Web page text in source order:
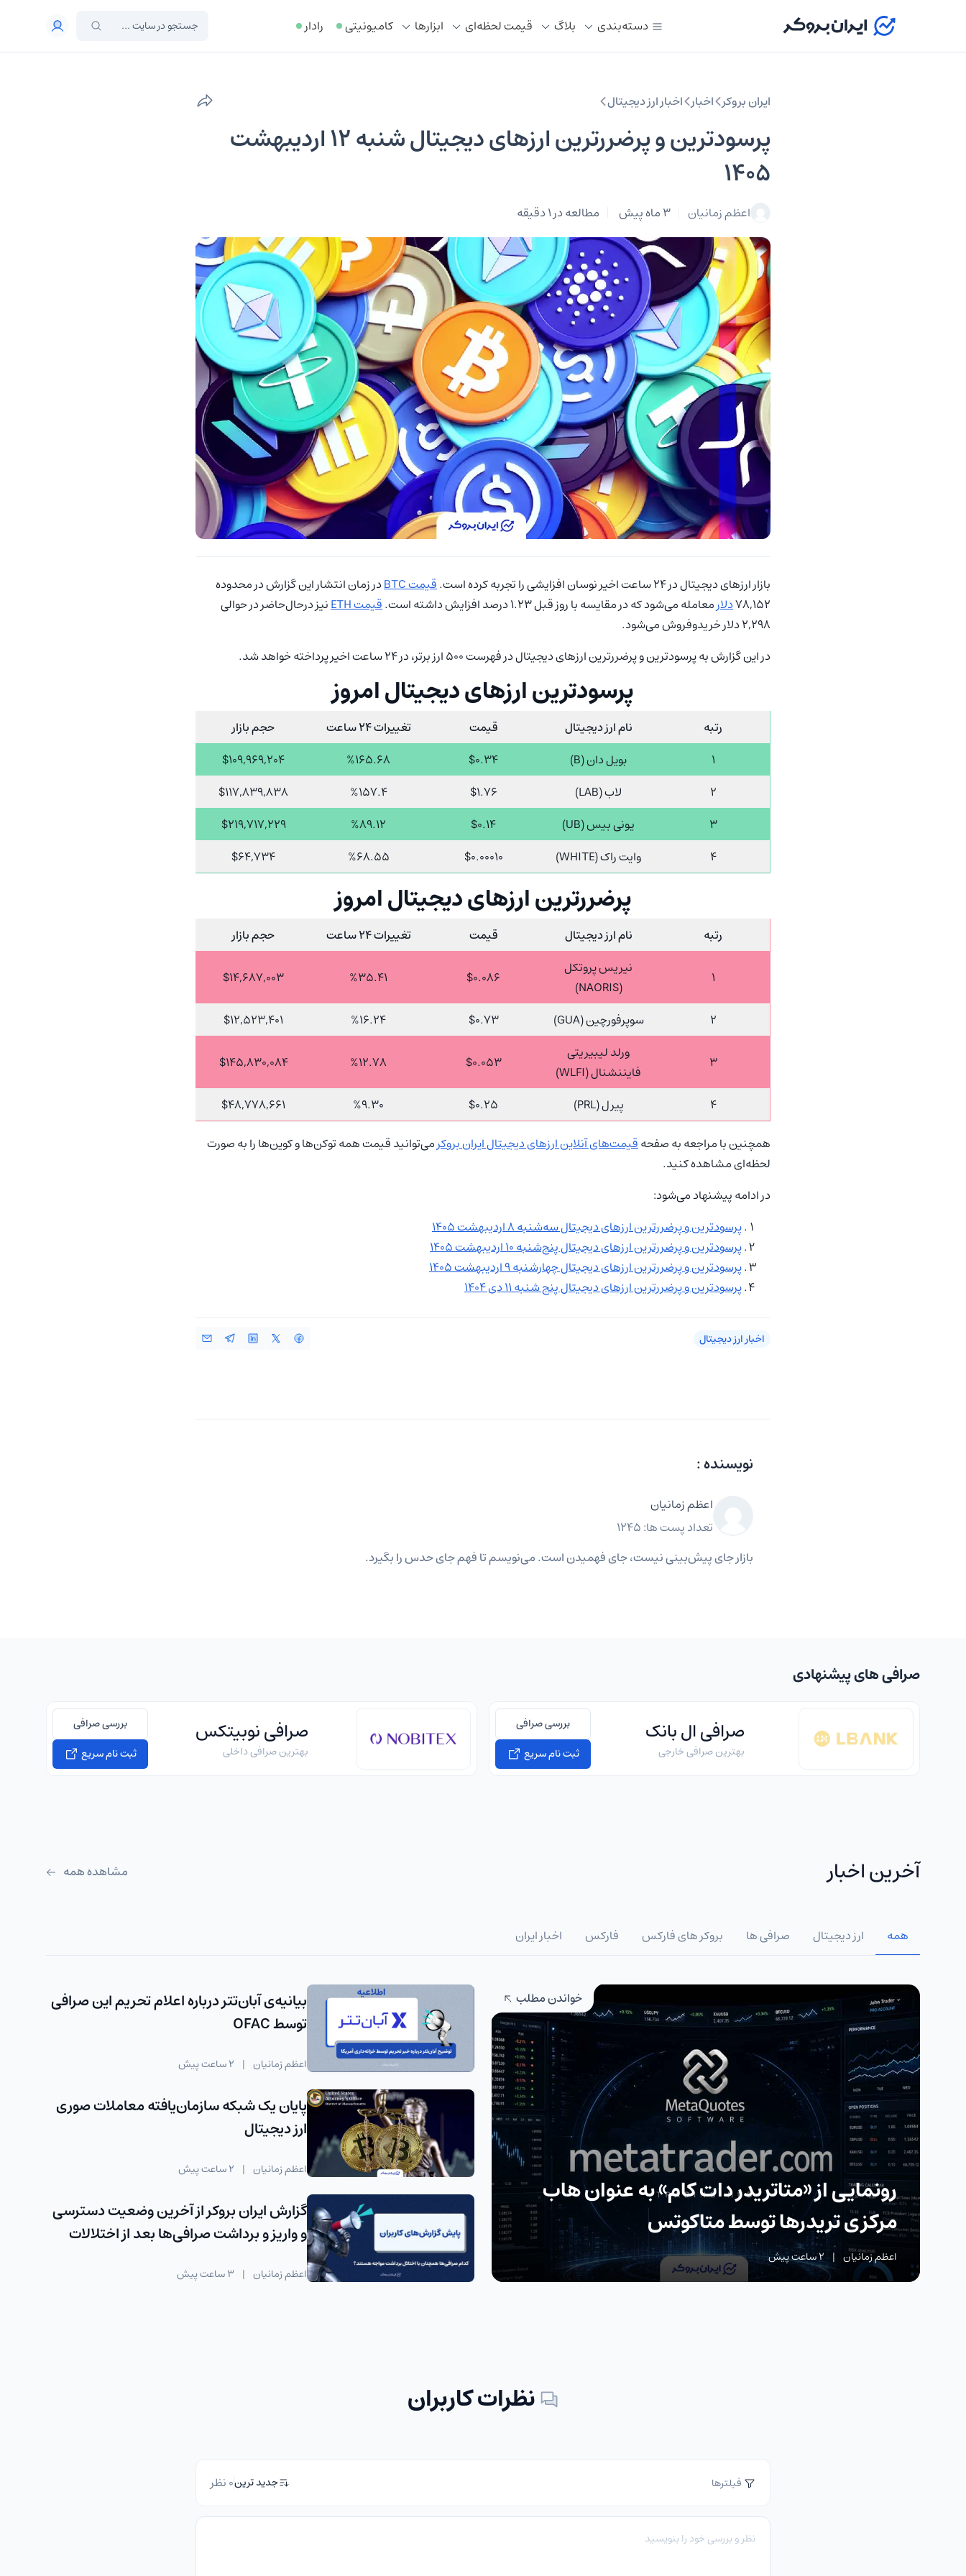
دسته‌بندی بلاگ قیمت لحظه‌ای ابزار‌ها کامیونیتی رادار
ایران بروکر اخبار اخبار ارز دیجیتال
‌‏پرسودترین و پرضررترین ارزهای دیجیتال شنبه 12 اردیبهشت
1405
اعظم زمانیان 3 ماه پیش مطالعه در 1 دقیقه
بازار ارزهای دیجیتال در 24 ساعت اخیر نوسان افزایشی را تجربه کرده است. قیمت BTC
در زمان انتشار این گزارش در محدوده
78,152دلارمعامله می‌شود که در مقایسه با روز قبل 1.23 درصد افزایش داشته است. قیمت ETH
نیز درحال‌حاضر در حوالی
2,298 دلار خریدوفروش می‌شود.
در این گزارش به ‏پرسودترین و پرضررترین ارزهای دیجیتال در فهرست 500 ارز برتر، در 24 ساعت اخیر پرداخته خواهد شد.
پرسودترین ارزهای دیجیتال امروز
رتبه نام ارز دیجیتال قیمت تغییرات 24 ساعت
حجم بازار
1
بویل دان (B) $0.34
%165.68
$109,969,204
2
لاب (LAB) $1.76
%157.4
$117,839,838
3
یونی بیس (UB) $0.14
%89.12
$219,717,229
4
وایت راک (WHITE) $0.00010
%68.55
$64,734
پرضررترین ارزهای دیجیتال امروز
رتبه نام ارز دیجیتال قیمت تغییرات 24 ساعت حجم بازار
1
نیریس پروتکل
(NAORIS)
$0.086
%35.41
$14,687,003
2 سوپرفورچین (GUA) $0.73
%16.24
$12,523,401
3
ورلد لیبیریتی
فایننشنال (WLFI)
$0.053
%12.78
$145,830,084
4 پیرل (PRL) $0.25
%9.30
$48,778,661
همچنین با مراجعه به صفحهقیمت‌های آنلاین ارزهای دیجیتال ایران بروکرمی‌توانید قیمت همه توکن‌ها و کوین‌ها را به صورت
لحظه‌ای مشاهده کنید.
در ادامه پیشنهاد می‌شود:
‌‏پرسودترین و پرضررترین ارزهای دیجیتال سه‌شنبه 8 اردیبهشت 1405
‌‏پرسودترین و پرضررترین ارزهای دیجیتال پنج‌شنبه 10 اردیبهشت 1405
‌‏پرسودترین و پرضررترین ارزهای دیجیتال چهارشنبه 9 اردیبهشت 1405
‌‏پرسودترین و پرضررترین ارزهای دیجیتال پنج شنبه 11 دی 1404
اخبار ارز دیجیتال
نویسنده :
اعظم زمانیان
تعداد پست ها: 1245
بازار جای پیش‌بینی نیست، جای فهمیدن است. می‌نویسم تا فهم جای حدس را بگیرد.
صرافی های پیشنهادی
صرافی ال بانک
بهترین صرافی خارجی
بررسی صرافی
ثبت نام سریع
صرافی نوبیتکس
بهترین صرافی داخلی
بررسی صرافی
ثبت نام سریع
آخرین اخبار مشاهده همه
همه ارز دیجیتال صرافی ها بروکر های فارکس فارکس اخبار ایران
رونمایی از «متاتریدر دات کام» به عنوان هاب
مرکزی تریدرها توسط متاکوتس
اعظم زمانیان | 2 ساعت پیش
خواندن مطلب
بیانیه‌ی آبان‌تتر درباره اعلام تحریم این صرافی
توسط OFAC
اعظم زمانیان | 2 ساعت پیش
پایان یک شبکه سازمان‌یافته معاملات صوری
ارز دیجیتال
اعظم زمانیان | 2 ساعت پیش
گزارش ایران بروکر از آخرین وضعیت دسترسی
و واریز و برداشت صرافی‌ها بعد از اختلالات
اعظم زمانیان | 3 ساعت پیش
نظرات کاربران
فیلترها جدید ترین0 نظر